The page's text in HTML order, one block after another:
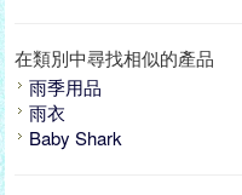
在類別中尋找相似的產品
雨季用品
雨衣
Baby Shark